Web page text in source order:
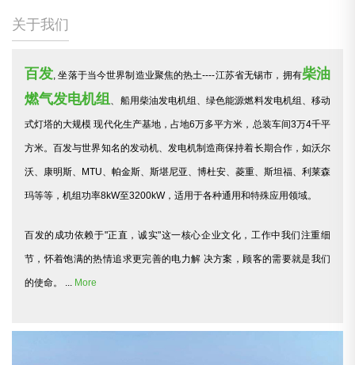
关于我们
百发, 坐落于当今世界制造业聚焦的热土----江苏省无锡市，拥有柴油
燃气发电机组、船用柴油发电机组、绿色能源燃料发电机组、移动
式灯塔的大规模 现代化生产基地，占地6万多平方米，总装车间3万4千平
方米。百发与世界知名的发动机、发电机制造商保持着长期合作，如沃尔
沃、康明斯、MTU、帕金斯、斯堪尼亚、博杜安、菱重、斯坦福、利莱森
玛等等，机组功率8kW至3200kW，适用于各种通用和特殊应用领域。
百发的成功依赖于"正直，诚实"这一核心企业文化，工作中我们注重细
节，怀着饱满的热情追求更完善的电力解 决方案，顾客的需要就是我们
的使命。 ... More